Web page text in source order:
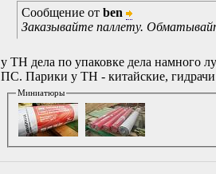
Сообщение отben
Заказывайте паллету.
у ТН дела по упаковке дела намного
ПС. Парики у ТН - китайские,
Миниатюры